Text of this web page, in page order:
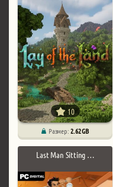
10
Размер:2.62 GB
Last Man Sitting …